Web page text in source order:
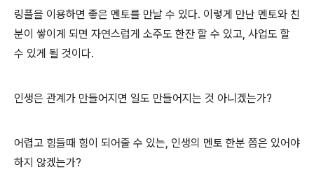
링플을 이용하면 좋은 멘토를 만날 수 있다. 이렇게 만난 멘토와 친
분이 쌓이게 되면 자연스럽게 소주도 한잔 할 수 있고, 사업도 할
수 있게 될 것이다.
인생은 관계가 만들어지면 일도 만들어지는 것 아니겠는가?
어렵고 힘들때 힘이 되어줄 수 있는, 인생의 멘토 한분 쯤은 있어야
하지 않겠는가?